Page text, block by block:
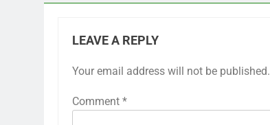
LEAVE A REPLY
Your email address will not be published.
Comment *